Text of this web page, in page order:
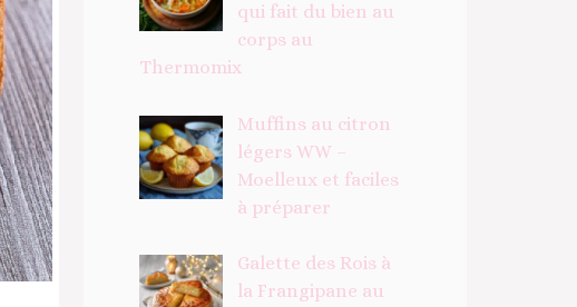
qui fait du bien au
corps au
Thermomix
Muffins au citron
légers WW –
Moelleux et faciles
à préparer
Galette des Rois à
la Frangipane au